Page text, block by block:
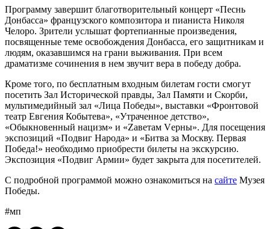
Программу завершит благотворительный концерт «Песнь
Донбасса» французского композитора и пианиста Николя
Челоро. Зрители услышат фортепианные произведения,
посвященные теме освобождения Донбасса, его защитникам и
людям, оказавшимся на грани выживания. При всем
драматизме сочинения в нем звучит вера в победу добра.
Кроме того, по бесплатным входным билетам гости смогут
посетить Зал Исторической правды, Зал Памяти и Скорби,
мультимедийный зал «Лица Победы», выставки «Фронтовой
театр Евгения Кобытева», «Утраченное детство»,
«Обыкновенный нацизм» и «Zаветам Vерны». Для посещения
экспозиций «Подвиг Народа» и «Битва за Москву. Первая
Победа!» необходимо приобрести билеты на экскурсию.
Экспозиция «Подвиг Армии» будет закрыта для посетителей.
С подробной программой можно ознакомиться на сайте Музея
Победы.
#мп